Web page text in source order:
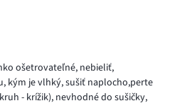
ošetrovateľné, nebieliť,
kým je vlhký, sušiť naplocho,perte
- krížik), nevhodné do sušičky,